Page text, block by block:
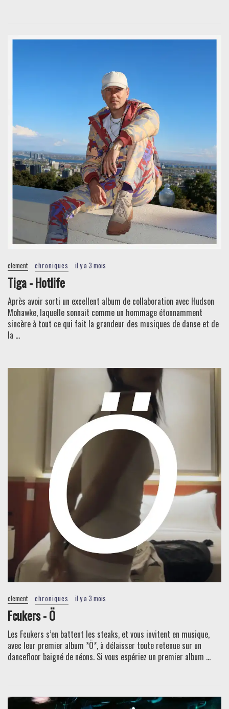
clement chroniques il y a 3 mois
Tiga - Hotlife
Après avoir sorti un excellent album de collaboration avec Hudson
Mohawke, laquelle sonnait comme un hommage étonnamment
sincère à tout ce qui fait la grandeur des musiques de danse et de
la ...
clement chroniques il y a 3 mois
Fcukers - Ö
Les Fcukers s’en battent les steaks, et vous invitent en musique,
avec leur premier album *Ö*, à délaisser toute retenue sur un
dancefloor baigné de néons. Si vous espériez un premier album ...